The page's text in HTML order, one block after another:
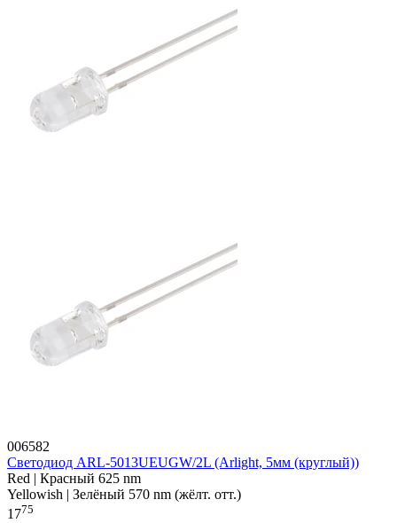
006582
Светодиод ARL-5013UEUGW/2L (Arlight, 5мм (круглый))
Red | Красный 625 nm
Yellowish | Зелёный 570 nm (жёлт. отт.)
1775